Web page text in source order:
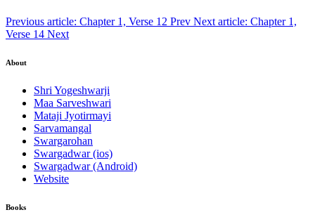
Previous article: Chapter 1, Verse 12 Prev Next article: Chapter 1,
Verse 14 Next
About
Shri Yogeshwarji
Maa Sarveshwari
Mataji Jyotirmayi
Sarvamangal
Swargarohan
Swargadwar (ios)
Swargadwar (Android)
Website
Books